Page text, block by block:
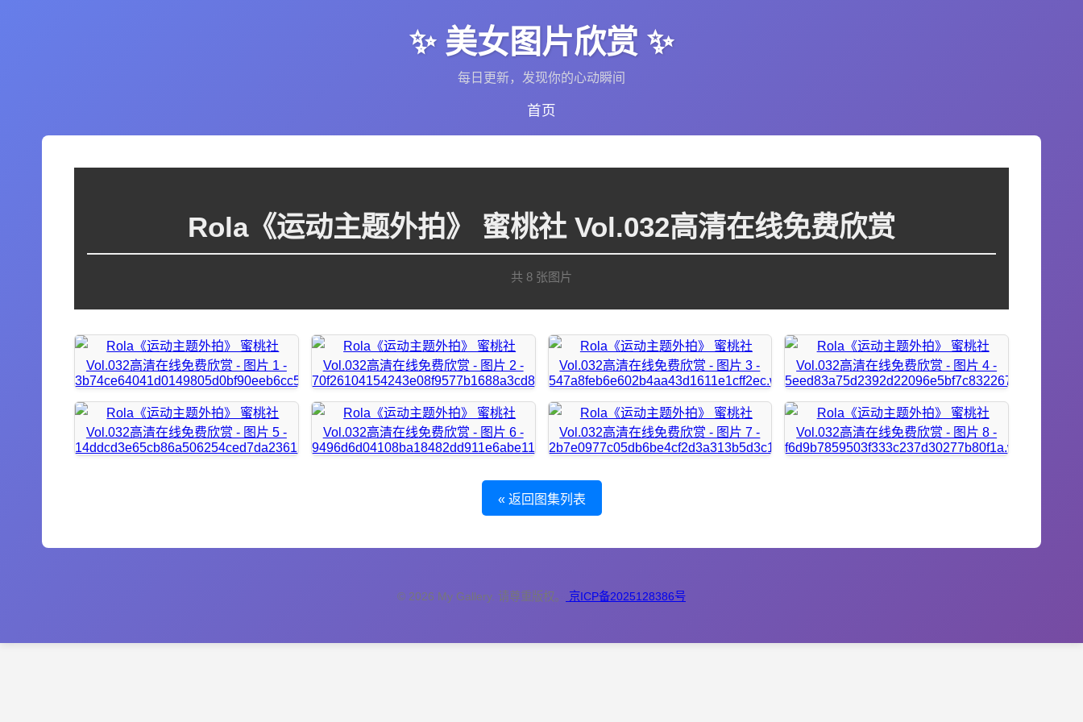
✨ 美女图片欣赏 ✨
每日更新，发现你的心动瞬间
首页
Rola《运动主题外拍》 蜜桃社 Vol.032高清在线免费欣赏
共 8 张图片
« 返回图集列表
© 2026 My Gallery. 请尊重版权。 京ICP备2025128386号